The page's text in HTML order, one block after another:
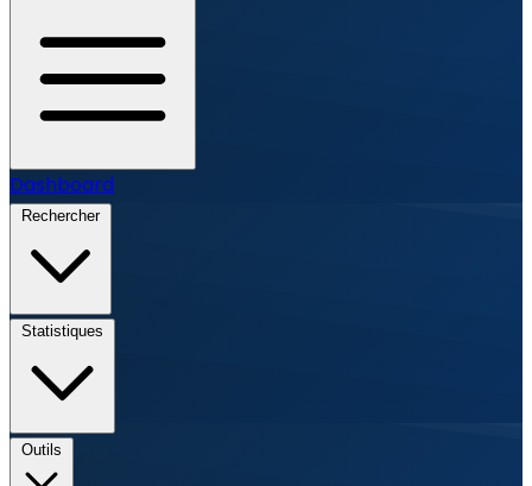
Dashboard
Rechercher
Statistiques
Outils